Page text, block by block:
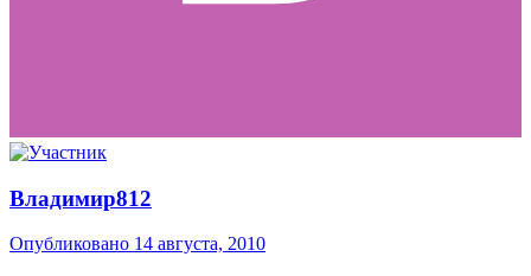
Владимир812
Опубликовано 14 августа, 2010